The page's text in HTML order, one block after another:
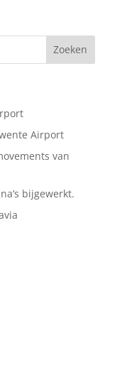
Airport
van
bijgewerkt.